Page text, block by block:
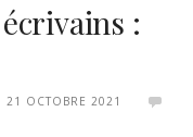
:
21 OCTOBRE 2021